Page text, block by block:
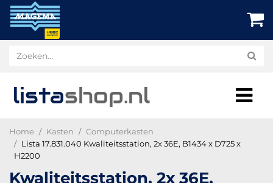
listashop.nl
Home Kasten
Computerkasten
Lista 17.831.040 Kwaliteitsstation, 2x 36E, B1434 x D725 x
H2200
Kwaliteitsstation, 2x 36E,